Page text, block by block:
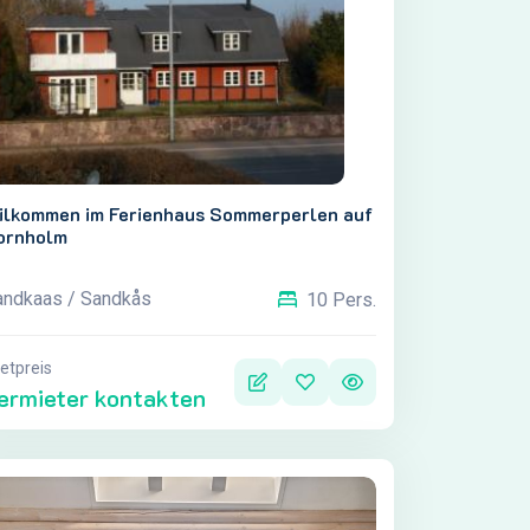
im Ferienhaus Sommerperlen auf
/ Sandkås 10 Pers.
kontakten